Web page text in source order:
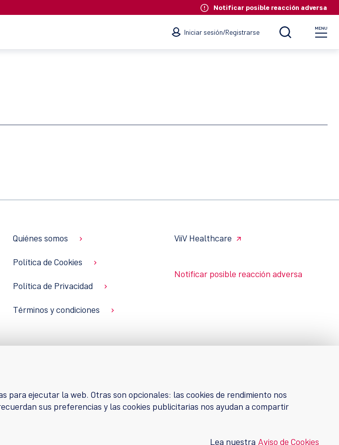
Notificar posible reacción adversa
Iniciar sesión/Registrarse
Quiénes somos
Política de Cookies
Política de Privacidad
Términos y condiciones
ViiV Healthcare
Notificar posible reacción adversa
14/16‐ W – CM
para ejecutar la web. Otras son opcionales: las cookies de rendimiento nos
sus preferencias y las cookies publicitarias nos ayudan a compartir
Lea nuestra Aviso de Cookies